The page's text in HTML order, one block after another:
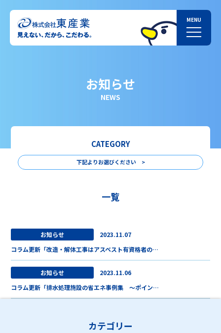
お知らせ
NEWS
CATEGORY
下記よりお選びください >
一覧
お知らせ
2023.11.07
コラム更新「改造・解体工事はアスベスト有資格者の…
お知らせ
2023.11.06
コラム更新「排水処理施設の省エネ事例集 ～ポイン…
カテゴリー